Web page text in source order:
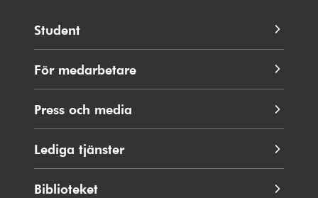
Student
För medarbetare
Press och media
Lediga tjänster
Biblioteket